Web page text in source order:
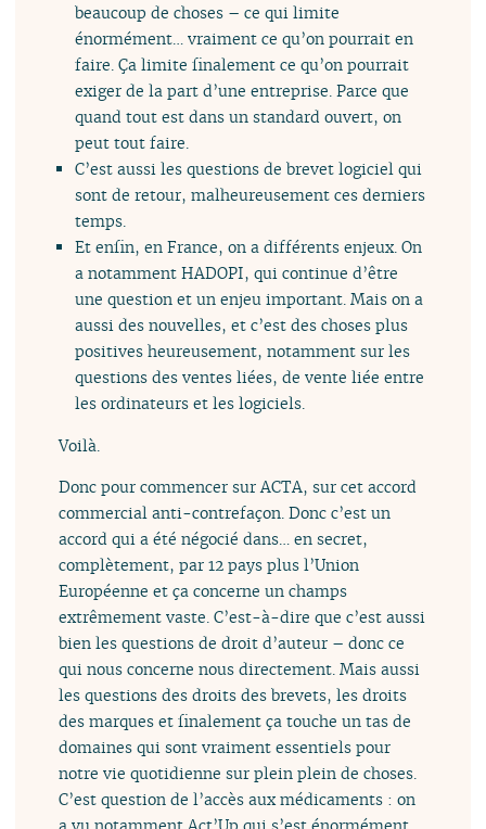
beaucoup de choses – ce qui limite
énormément… vraiment ce qu’on pourrait en
faire. Ça limite finalement ce qu’on pourrait
exiger de la part d’une entreprise. Parce que
quand tout est dans un standard ouvert, on
peut tout faire.
C’est aussi les questions de brevet logiciel qui
sont de retour, malheureusement ces derniers
temps.
Et enfin, en France, on a différents enjeux. On
a notamment HADOPI, qui continue d’être
une question et un enjeu important. Mais on a
aussi des nouvelles, et c’est des choses plus
positives heureusement, notamment sur les
questions des ventes liées, de vente liée entre
les ordinateurs et les logiciels.
Voilà.
Donc pour commencer sur ACTA, sur cet accord
commercial anti-contrefaçon. Donc c’est un
accord qui a été négocié dans… en secret,
complètement, par 12 pays plus l’Union
Européenne et ça concerne un champs
extrêmement vaste. C’est-à-dire que c’est aussi
bien les questions de droit d’auteur – donc ce
qui nous concerne nous directement. Mais aussi
les questions des droits des brevets, les droits
des marques et finalement ça touche un tas de
domaines qui sont vraiment essentiels pour
notre vie quotidienne sur plein plein de choses.
C’est question de l’accès aux médicaments : on